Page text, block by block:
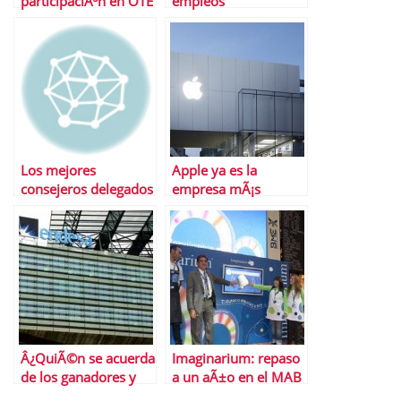
Los mejores
consejeros delegados
de Europa
Apple ya es la
empresa mÃ¡s
grande del mundo
Â¿QuiÃ©n se acuerda
de los ganadores y
Imaginarium: repaso
a un aÃ±o en el MAB